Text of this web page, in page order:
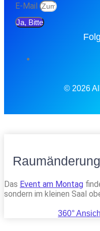
E-Mail
Ja, Bitte
© 2026
Das Event am Montag
sondern im kleinen Saal
360°